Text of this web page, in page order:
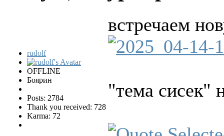
rudolf
OFFLINE
Боярин
Posts: 2784
Thank you received: 728
Karma: 72
встречаем
"тема сисек"